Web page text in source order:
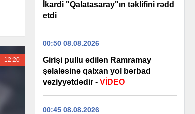
12:20
İkardi "Qalatasaray"ın təklifini rədd
etdi
00:50 08.08.2026
Girişi pullu edilən Ramramay
şəlaləsinə qalxan yol bərbad
vəziyyətdədir - VİDEO
00:45 08.08.2026